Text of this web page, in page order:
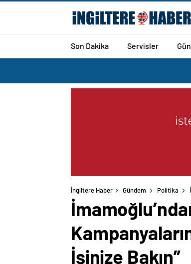
Son Dakika Servisler
İngiltere Haber Gündem Politika
İşinize Bakın”